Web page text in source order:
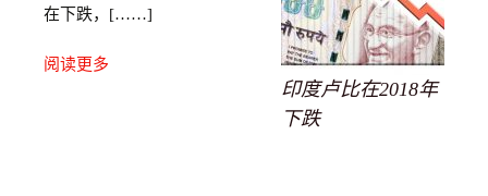
印度卢比在2018年
下跌
在下跌，[……]
阅读更多